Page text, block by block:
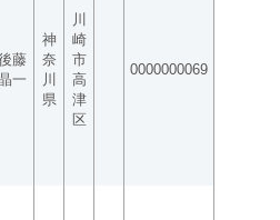
藤
一
神
奈
川
県
川
崎
市
高
津
区
0000000069